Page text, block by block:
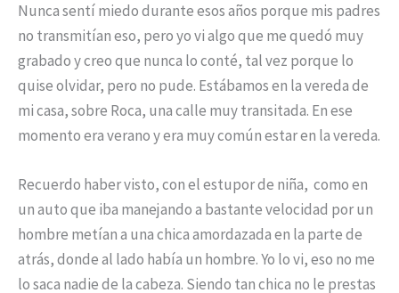
Nunca sentí miedo durante esos años porque mis padres
no transmitían eso, pero yo vi algo que me quedó muy
grabado y creo que nunca lo conté, tal vez porque lo
quise olvidar, pero no pude. Estábamos en la vereda de
mi casa, sobre Roca, una calle muy transitada. En ese
momento era verano y era muy común estar en la vereda.
Recuerdo haber visto, con el estupor de niña, como en
un auto que iba manejando a bastante velocidad por un
hombre metían a una chica amordazada en la parte de
atrás, donde al lado había un hombre. Yo lo vi, eso no me
lo saca nadie de la cabeza. Siendo tan chica no le prestas